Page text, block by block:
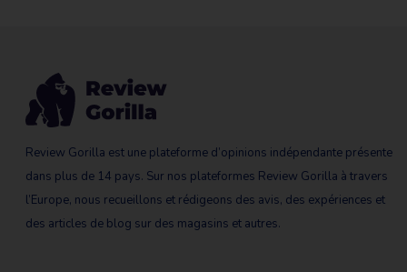
Review Gorilla est une plateforme d’opinions indépendante présente
dans plus de 14 pays. Sur nos plateformes Review Gorilla à travers
l’Europe, nous recueillons et rédigeons des avis, des expériences et
des articles de blog sur des magasins et autres.